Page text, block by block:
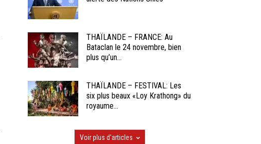
THAÏLANDE – FRANCE: Au
Bataclan le 24 novembre, bien
plus qu’un...
THAÏLANDE – FESTIVAL: Les
six plus beaux «Loy Krathong» du
royaume...
Voir plus d'articles